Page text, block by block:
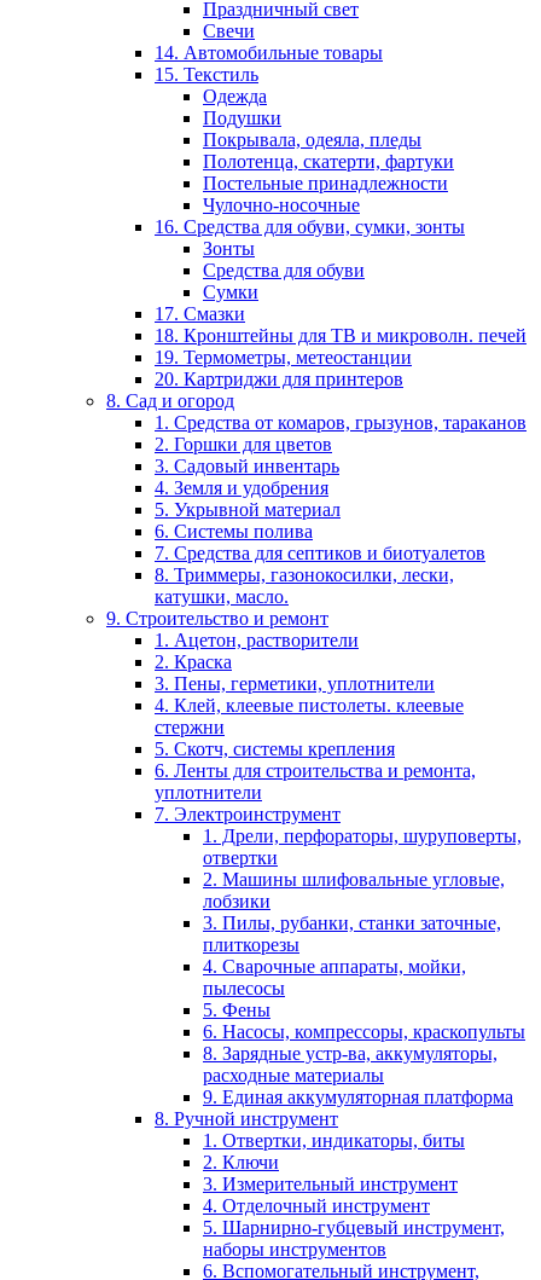
Праздничный свет
Свечи
14. Автомобильные товары
15. Текстиль
Одежда
Подушки
Покрывала, одеяла, пледы
Полотенца, скатерти, фартуки
Постельные принадлежности
Чулочно-носочные
16. Средства для обуви, сумки, зонты
Зонты
Средства для обуви
Сумки
17. Смазки
18. Кронштейны для ТВ и микроволн. печей
19. Термометры, метеостанции
20. Картриджи для принтеров
8. Сад и огород
1. Средства от комаров, грызунов, тараканов
2. Горшки для цветов
3. Садовый инвентарь
4. Земля и удобрения
5. Укрывной материал
6. Системы полива
7. Средства для септиков и биотуалетов
8. Триммеры, газонокосилки, лески,
катушки, масло.
9. Строительство и ремонт
1. Ацетон, растворители
2. Краска
3. Пены, герметики, уплотнители
4. Клей, клеевые пистолеты. клеевые
стержни
5. Скотч, системы крепления
6. Ленты для строительства и ремонта,
уплотнители
7. Электроинструмент
1. Дрели, перфораторы, шуруповерты,
отвертки
2. Машины шлифовальные угловые,
лобзики
3. Пилы, рубанки, станки заточные,
плиткорезы
4. Сварочные аппараты, мойки,
пылесосы
5. Фены
6. Насосы, компрессоры, краскопульты
8. Зарядные устр-ва, аккумуляторы,
расходные материалы
9. Единая аккумуляторная платформа
8. Ручной инструмент
1. Отвертки, индикаторы, биты
2. Ключи
3. Измерительный инструмент
4. Отделочный инструмент
5. Шарнирно-губцевый инструмент,
наборы инструментов
6. Вспомогательный инструмент,